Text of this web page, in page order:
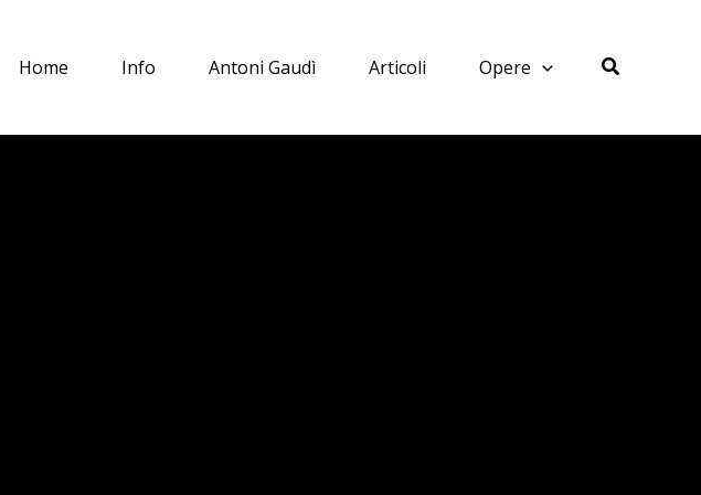
Home Info Antoni Gaudì Articoli Opere Cerca